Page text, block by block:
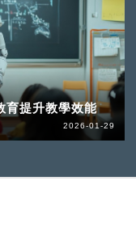
育提升教學效能
2026-01-29